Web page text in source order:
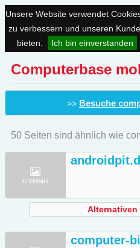
Unsere Website verwendet
zu verbessern und unseren
bieten.
Ich bin einverstanden
Computerbase
>> Besuche
50 Seiten sind ähnlich wie
Alternativen
computer-